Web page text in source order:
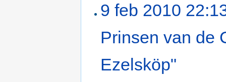
9 feb 2010
Prinsen van de
Ezelsköp"